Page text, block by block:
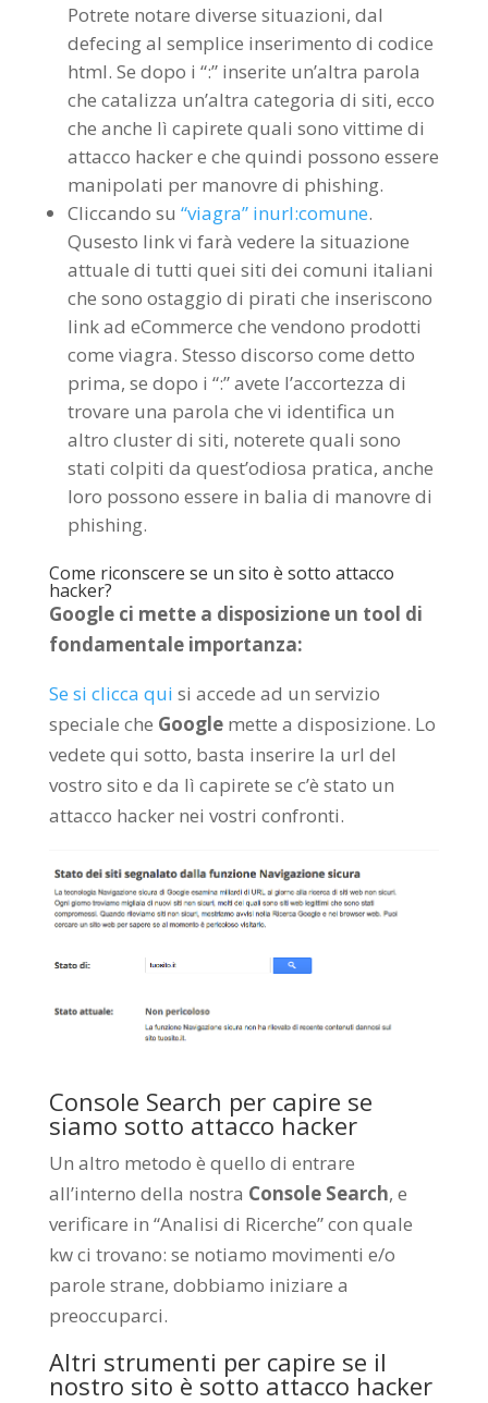
Potrete notare diverse situazioni, dal
defecing al semplice inserimento di codice
html. Se dopo i “:” inserite un’altra parola
che catalizza un’altra categoria di siti, ecco
che anche lì capirete quali sono vittime di
attacco hacker e che quindi possono essere
manipolati per manovre di phishing.
Cliccando su “viagra” inurl:comune.
Qusesto link vi farà vedere la situazione
attuale di tutti quei siti dei comuni italiani
che sono ostaggio di pirati che inseriscono
link ad eCommerce che vendono prodotti
come viagra. Stesso discorso come detto
prima, se dopo i “:” avete l’accortezza di
trovare una parola che vi identifica un
altro cluster di siti, noterete quali sono
stati colpiti da quest’odiosa pratica, anche
loro possono essere in balia di manovre di
phishing.
Come riconscere se un sito è sotto attacco
hacker?
Google ci mette a disposizione un tool di
fondamentale importanza:
Se si clicca qui si accede ad un servizio
speciale che Googlemette a disposizione. Lo
vedete qui sotto, basta inserire la url del
vostro sito e da lì capirete se c’è stato un
attacco hacker nei vostri confronti.
Console Search per capire se
siamo sotto attacco hacker
Un altro metodo è quello di entrare
all’interno della nostra Console Search, e
verificare in “Analisi di Ricerche” con quale
kw ci trovano: se notiamo movimenti e/o
parole strane, dobbiamo iniziare a
preoccuparci.
Altri strumenti per capire se il
nostro sito è sotto attacco hacker